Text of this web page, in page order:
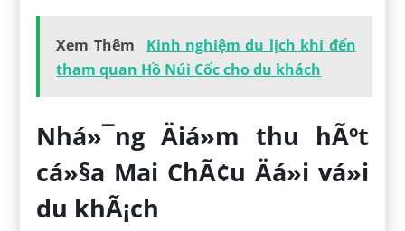
Xem Thêm
Kinh nghiệm du lịch khi đến
tham quan Hồ Núi Cốc cho du khách
Nhá»¯ng Äiá»m thu hÃºt
cá»§a Mai ChÃ¢u Äá»i vá»i
du khÃ¡ch